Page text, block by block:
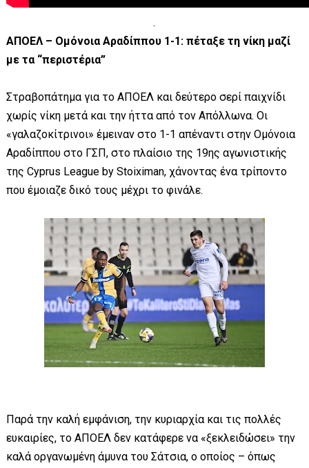
.
ΑΠΟΕΛ – Ομόνοια Αραδίππου 1-1: πέταξε τη νίκη μαζί
με τα “περιστέρια”
Στραβοπάτημα για το ΑΠΟΕΛ και δεύτερο σερί παιχνίδι
χωρίς νίκη μετά και την ήττα από τον Απόλλωνα. Οι
«γαλαζοκίτρινοι» έμειναν στο 1-1 απέναντι στην Ομόνοια
Αραδίππου στο ΓΣΠ, στο πλαίσιο της 19ης αγωνιστικής
της Cyprus League by Stoiximan, χάνοντας ένα τρίποντο
που έμοιαζε δικό τους μέχρι το φινάλε.
Παρά την καλή εμφάνιση, την κυριαρχία και τις πολλές
ευκαιρίες, το ΑΠΟΕΛ δεν κατάφερε να «ξεκλειδώσει» την
καλά οργανωμένη άμυνα του Σάτσια, ο οποίος – όπως